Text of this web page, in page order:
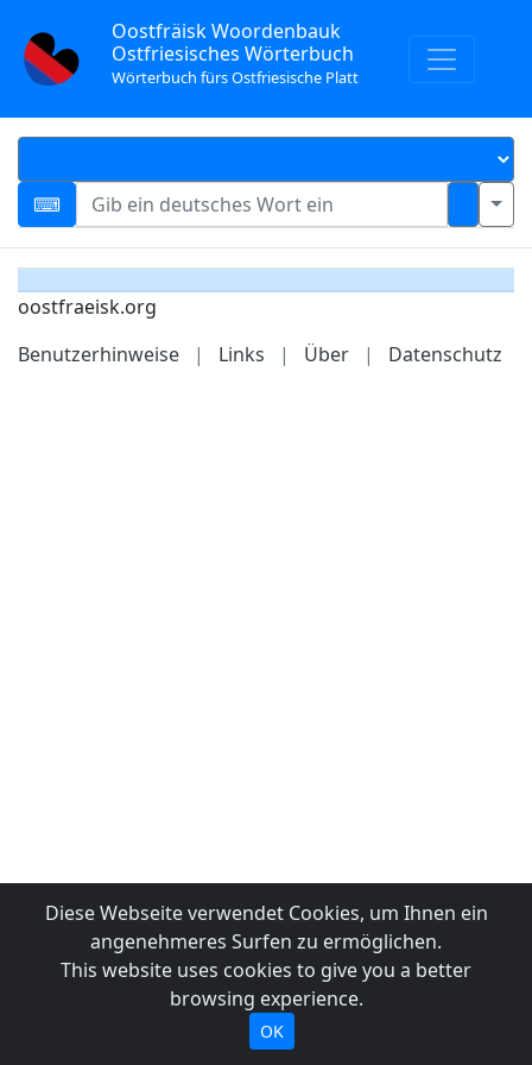
Oostfräisk Woordenbauk
Ostfriesisches Wörterbuch
Wörterbuch fürs Ostfriesische Platt
oostfraeisk.org
Benutzerhinweise
| Links | Über | Datenschutz
Diese Webseite verwendet Cookies, um Ihnen ein
angenehmeres Surfen zu ermöglichen.
This website uses cookies to give you a better
browsing experience.
OK